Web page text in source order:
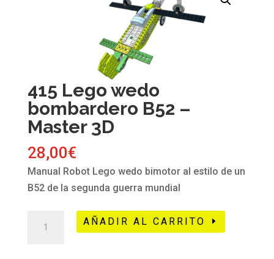
415 Lego wedo
bombardero B52 –
Master 3D
28,00€
Manual Robot Lego wedo bimotor al estilo de un
B52 de la segunda guerra mundial
AÑADIR AL CARRITO